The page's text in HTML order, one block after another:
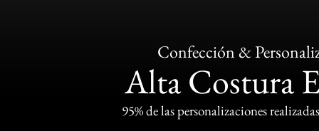
Confección &
Alta Costura
95% de las personalizaciones